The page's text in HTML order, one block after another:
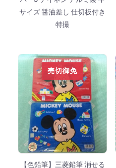
サイズ 醤油差し 仕切板付き
特撮
売切御免
【色鉛筆】三菱鉛筆 消せる